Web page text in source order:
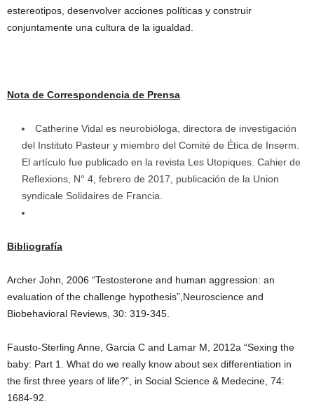
estereotipos, desenvolver acciones políticas y construir
conjuntamente una cultura de la igualdad.
Nota de Correspondencia de Prensa
Catherine Vidal es neurobióloga, directora de investigación
del Instituto Pasteur y miembro del Comité de Ética de Inserm.
El artículo fue publicado en la revista Les Utopiques. Cahier de
Reflexions, N° 4, febrero de 2017, publicación de la Union
syndicale Solidaires de Francia.
Bibliografía
Archer John, 2006 “Testosterone and human aggression: an
evaluation of the challenge hypothesis”,Neuroscience and
Biobehavioral Reviews, 30: 319-345.
Fausto-Sterling Anne, Garcia C and Lamar M, 2012a “Sexing the
baby: Part 1. What do we really know about sex differentiation in
the first three years of life?”, in Social Science & Medecine, 74:
1684-92.